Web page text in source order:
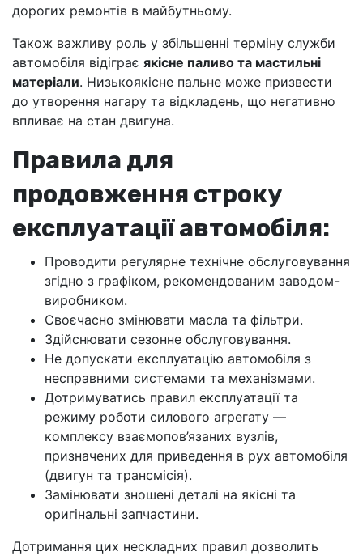
дорогих ремонтів в майбутньому.
Також важливу роль у збільшенні терміну служби
автомобіля відіграє якісне паливо та мастильні
матеріали. Низькоякісне пальне може призвести
до утворення нагару та відкладень, що негативно
впливає на стан двигуна.
Правила для
продовження строку
експлуатації автомобіля:
Проводити регулярне технічне обслуговування
згідно з графіком, рекомендованим заводом-
виробником.
Своєчасно змінювати масла та фільтри.
Здійснювати сезонне обслуговування.
Не допускати експлуатацію автомобіля з
несправними системами та механізмами.
Дотримуватись правил експлуатації та
режиму роботи силового агрегату —
комплексу взаємопов’язаних вузлів,
призначених для приведення в рух автомобіля
(двигун та трансмісія).
Замінювати зношені деталі на якісні та
оригінальні запчастини.
Дотримання цих нескладних правил дозволить